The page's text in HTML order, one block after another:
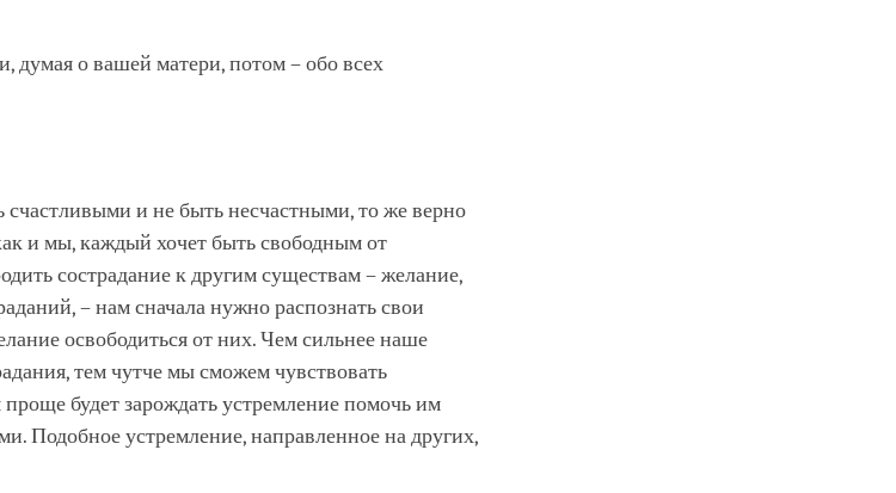
думая о вашей матери, потом – обо всех
и не быть несчастными, то же верно
и мы, каждый хочет быть свободным от
сострадание к другим существам – желание,
– нам сначала нужно распознать свои
освободиться от них. Чем сильнее наше
тем чутче мы сможем чувствовать
будет зарождать устремление помочь им
Подобное устремление, направленное на других,